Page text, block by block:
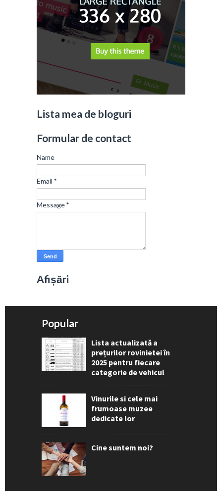
Lista mea de bloguri
Formular de contact
Name
Email *
Message*
Afișări
Popular
Lista actualizată a
prețurilor rovinietei în
2025 pentru fiecare
categorie de vehicul
Vinurile si cele mai
frumoase muzee
dedicate lor
Cine suntem noi?